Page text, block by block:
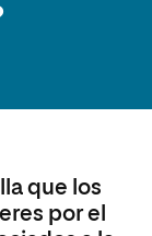
que los
por el